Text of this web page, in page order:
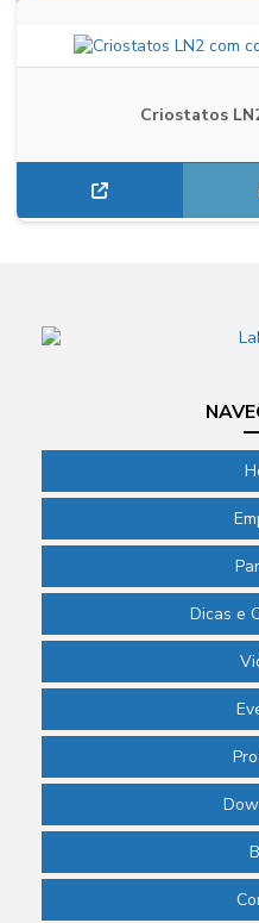
Criostatos
Dicas e